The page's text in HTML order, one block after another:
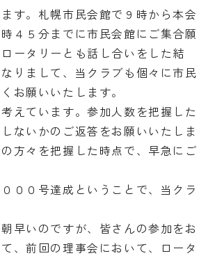
す。札幌市民会館で９時から本会
４５分までに市民会館にご集合願
ータリーとも話し合いをした結
りまして、当クラブも個々に市民
お願いいたします。
えています。参加人数を把握した
ないかのご返答をお願いいたしま
方々を把握した時点で、早急にご
００号達成ということで、当クラ
早いのですが、皆さんの参加をお
、前回の理事会において、ロータ